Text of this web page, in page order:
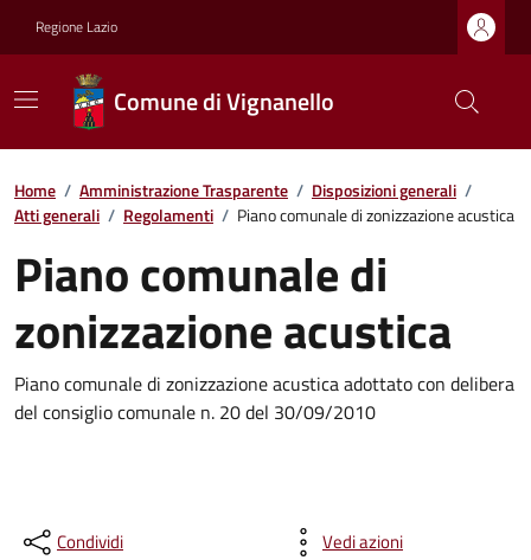
Regione Lazio
Comune di Vignanello
Home / Amministrazione Trasparente / Disposizioni generali /
Atti generali / Regolamenti / Piano comunale di zonizzazione acustica
Piano comunale di
zonizzazione acustica
Piano comunale di zonizzazione acustica adottato con delibera
del consiglio comunale n. 20 del 30/09/2010
Condividi Vedi azioni